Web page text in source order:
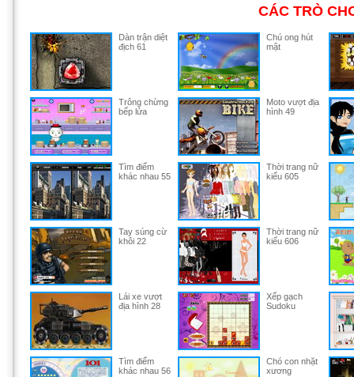
CÁC TRÒ
Dàn trận diệt
địch 61
Chú ong hút
mật
Trông chừng
bếp lửa
Moto vượt địa
hình 49
Tìm điểm
khác nhau 55
Thời trang nữ
kiểu 605
Tay súng cừ
khôi 22
Thời trang nữ
kiểu 606
Lái xe vượt
địa hình 28
Xếp gạch
Sudoku
Tìm điểm
khác nhau 56
Chó con nhặt
xương